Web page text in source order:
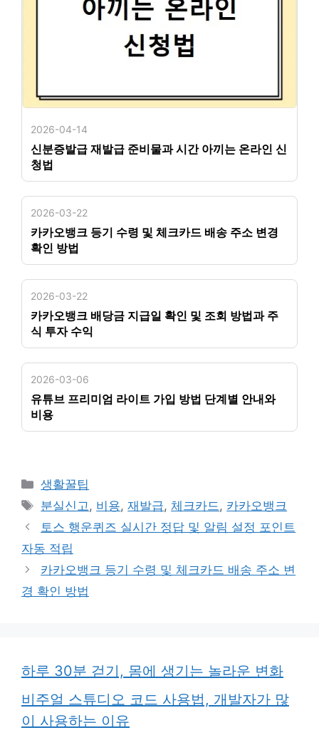
2026-04-14
신분증발급 재발급 준비물과 시간 아끼는 온라인 신
청법
2026-03-22
카카오뱅크 등기 수령 및 체크카드 배송 주소 변경
확인 방법
2026-03-22
카카오뱅크 배당금 지급일 확인 및 조회 방법과 주
식 투자 수익
2026-03-06
유튜브 프리미엄 라이트 가입 방법 단계별 안내와
비용
카
테
리
생활꿀팁
태
그
분실신고, 비용,재발급,체크카드, 카카오뱅크
토스 행운퀴즈 실시간 정답 및 알림 설정 포인트
자동 적립
카카오뱅크 등기 수령 및 체크카드 배송 주소 변
경 확인 방법
하루 30분 걷기, 몸에 생기는 놀라운 변화
비주얼 스튜디오 코드 사용법, 개발자가 많
이 사용하는 이유